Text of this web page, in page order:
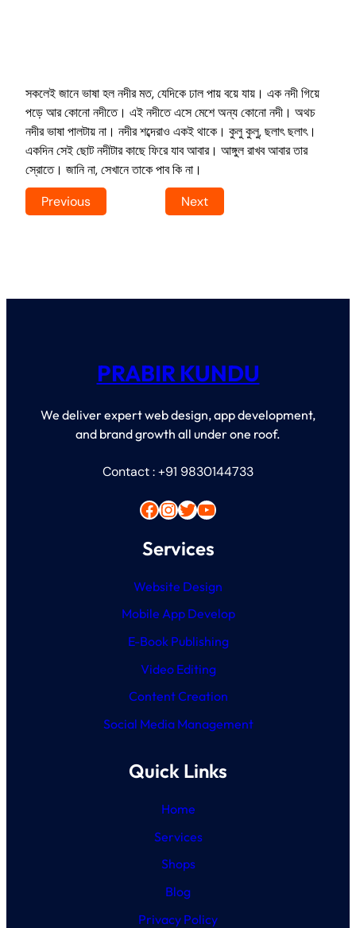
সকলেই জানে ভাষা হল নদীর মত, যেদিকে ঢাল পায় বয়ে যায়। এক নদী গিয়ে
পড়ে আর কোনো নদীতে। এই নদীতে এসে মেশে অন্য কোনো নদী। অথচ
নদীর ভাষা পালটায় না। নদীর শব্দেরাও একই থাকে। কুলু কুলু, ছলাৎ ছলাৎ।
একদিন সেই ছোট নদীটার কাছে ফিরে যাব আবার। আঙ্গুল রাখব আবার তার
স্রোতে। জানি না, সেখানে তাকে পাব কি না।
Previous
Next
PRABIR KUNDU
We deliver expert web design, app development,
and brand growth all under one roof.
Contact : +91 9830144733
Facebook InstagramTwitter YouTube
Services
Website Design
Mobile App Develop
E-Book Publishing
Video Editing
Content Creation
Social Media Management
Quick Links
Home
Services
Shops
Blog
Privacy Policy